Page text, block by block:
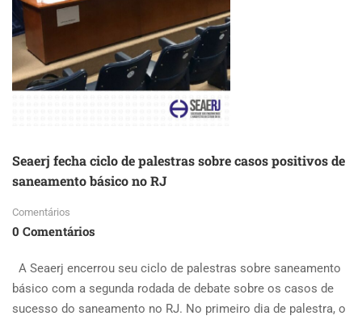
Seaerj fecha ciclo de palestras sobre casos positivos de
saneamento básico no RJ
Comentários
0 Comentários
A Seaerj encerrou seu ciclo de palestras sobre saneamento
básico com a segunda rodada de debate sobre os casos de
sucesso do saneamento no RJ. No primeiro dia de palestra, o